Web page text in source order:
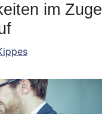
im Zuge